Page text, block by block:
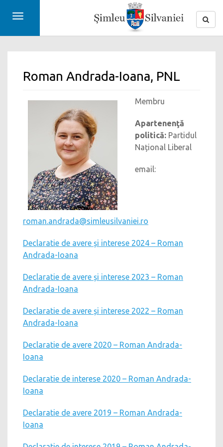
Toggle
Roman Andrada-Ioana, PNL
Membru
Apartenenţă
politică: Partidul
Național Liberal
email:
roman.andrada@simleusilvaniei.ro
Declaratie de avere și interese 2024 – Roman
Andrada-Ioana
Declaratie de avere și interese 2023 – Roman
Andrada-Ioana
Declaratie de avere și interese 2022 – Roman
Andrada-Ioana
Declaratie de avere 2020 – Roman Andrada-
Ioana
Declaratie de interese 2020 – Roman Andrada-
Ioana
Declaratie de avere 2019 – Roman Andrada-
Ioana